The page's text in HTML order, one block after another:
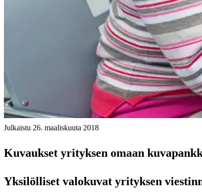
Julkaistu 26. maaliskuuta 2018
Kuvaukset yrityksen omaan
Yksilölliset valokuvat yrityksen